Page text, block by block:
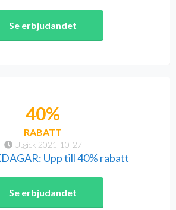
Se erbjudandet
Utgick 2021-10-27
40%
RABATT
Upp till 40% rabatt
Se erbjudandet